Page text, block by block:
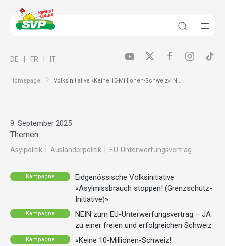
Homepage Volksinitiative «Keine 10-Millionen-Schweiz»: N...
DE FR IT
9. September 2025
Themen
Asylpolitik Ausländer­politik EU-Unterwerfungsvertrag
Kampagne
Eidgenössische Volksinitiative
«Asylmissbrauch stoppen! (Grenzschutz-
Initiative)»
Kampagne
NEIN zum EU-Unterwerfungsvertrag – JA
zu einer freien und erfolgreichen Schweiz
Kampagne
«Keine 10-Millionen-Schweiz!